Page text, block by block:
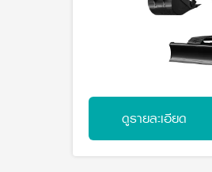
ดูรายละเอียด